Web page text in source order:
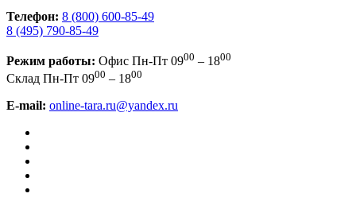
Телефон: 8 (800) 600-85-49
8 (495) 790-85-49
Режим работы: Офис Пн-Пт 0900 – 1800
Склад Пн-Пт 0900 – 1800
E-mail: online-tara.ru@yandex.ru